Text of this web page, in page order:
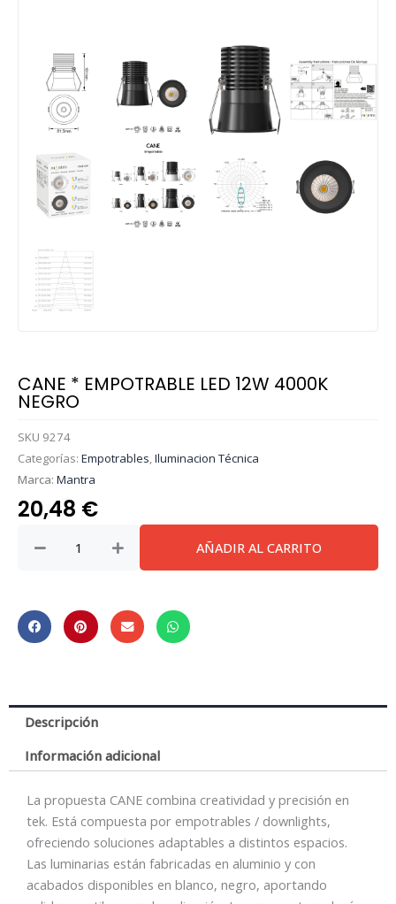
CANE * EMPOTRABLE LED 12W 4000K
NEGRO
SKU 9274
Categorías: Empotrables,Iluminacion Técnica
Marca: Mantra
20,48 €
EMPOTRABLE
12W
4000K
AÑADIR AL CARRITO
Descripción
Información adicional
La propuesta CANE combina creatividad y precisión en
tek. Está compuesta por empotrables / downlights,
ofreciendo soluciones adaptables a distintos espacios.
Las luminarias están fabricadas en aluminio y con
acabados disponibles en blanco, negro, aportando